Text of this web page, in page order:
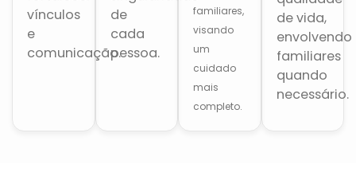
vínculos
e
comunicação.
de
cada
pessoa.
familiares,
visando
um
cuidado
mais
completo.
de vida,
envolvendo
familiares
quando
necessário.